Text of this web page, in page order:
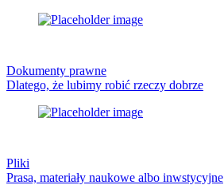
Dokumenty prawne
Dlatego, że lubimy robić rzeczy dobrze
Pliki
Prasa, materiały naukowe albo inwstycyjne